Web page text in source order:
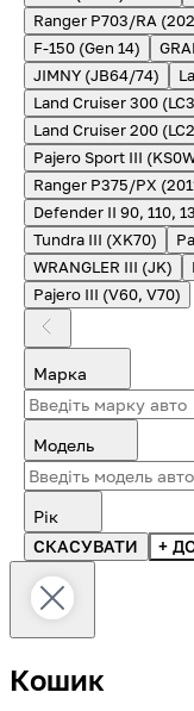
Ranger P703/RA
F-150 (Gen 14)
JIMNY (JB64/74)
Land Cruiser 300
Land Cruiser 200
Pajero Sport III
Ranger P375/PX
Defender II 90, 110,
Tundra III (XK70)
WRANGLER III (JK)
Pajero III (V60, V70)
Марка
Модель
Рік
СКАСУВАТИ
+
Кошик